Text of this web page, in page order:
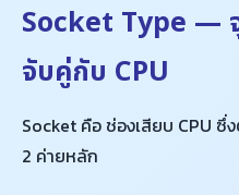
Socket Type —
จับคู่กับ CPU
Socket คือ ช่องเสียบ CPU
2 ค่ายหลัก